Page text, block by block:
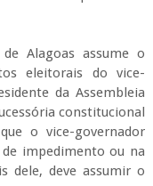
Alagoas assume o
eleitorais do vice-
da Assembleia
constitucional
o vice-governador
impedimento ou na
dele, deve assumir o